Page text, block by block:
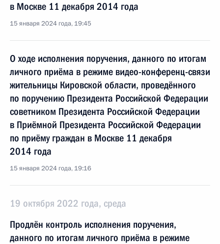
в Москве 11 декабря 2014 года
15 января 2024 года, 19:45
О ходе исполнения поручения, данного по итогам
личного приёма в режиме видео-конференц-связи
жительницы Кировской области, проведённого
по поручению Президента Российской Федерации
советником Президента Российской Федерации
в Приёмной Президента Российской Федерации
по приёму граждан в Москве 11 декабря
2014 года
15 января 2024 года, 19:16
19 октября 2022 года, среда
Продлён контроль исполнения поручения,
данного по итогам личного приёма в режиме